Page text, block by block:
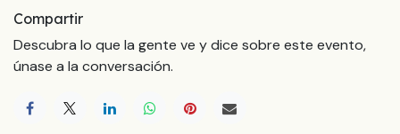
Compartir
Descubra lo que la gente ve y dice sobre este evento,
únase a la conversación.